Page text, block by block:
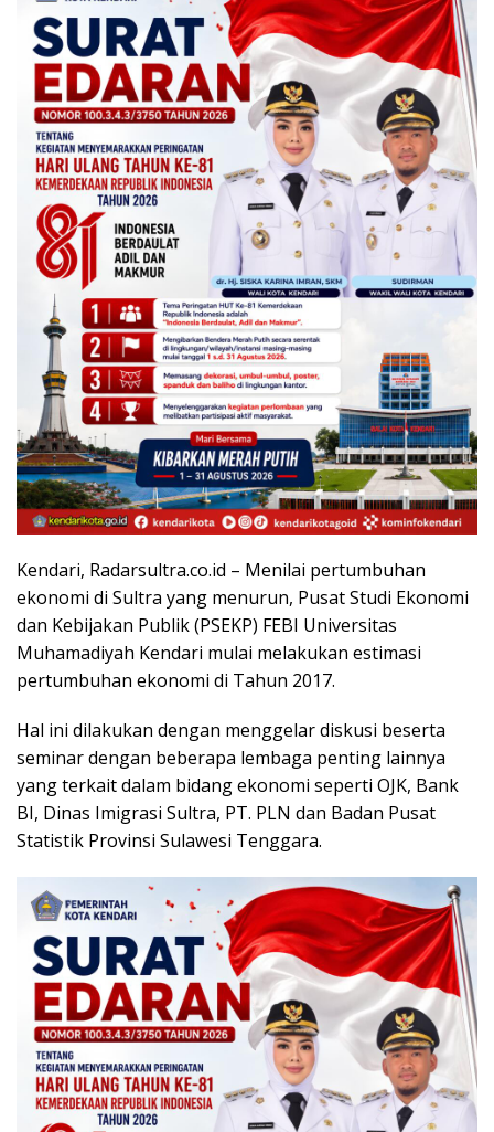
Kendari, Radarsultra.co.id – Menilai pertumbuhan
ekonomi di Sultra yang menurun, Pusat Studi Ekonomi
dan Kebijakan Publik (PSEKP) FEBI Universitas
Muhamadiyah Kendari mulai melakukan estimasi
pertumbuhan ekonomi di Tahun 2017.
Hal ini dilakukan dengan menggelar diskusi beserta
seminar dengan beberapa lembaga penting lainnya
yang terkait dalam bidang ekonomi seperti OJK, Bank
BI, Dinas Imigrasi Sultra, PT. PLN dan Badan Pusat
Statistik Provinsi Sulawesi Tenggara.